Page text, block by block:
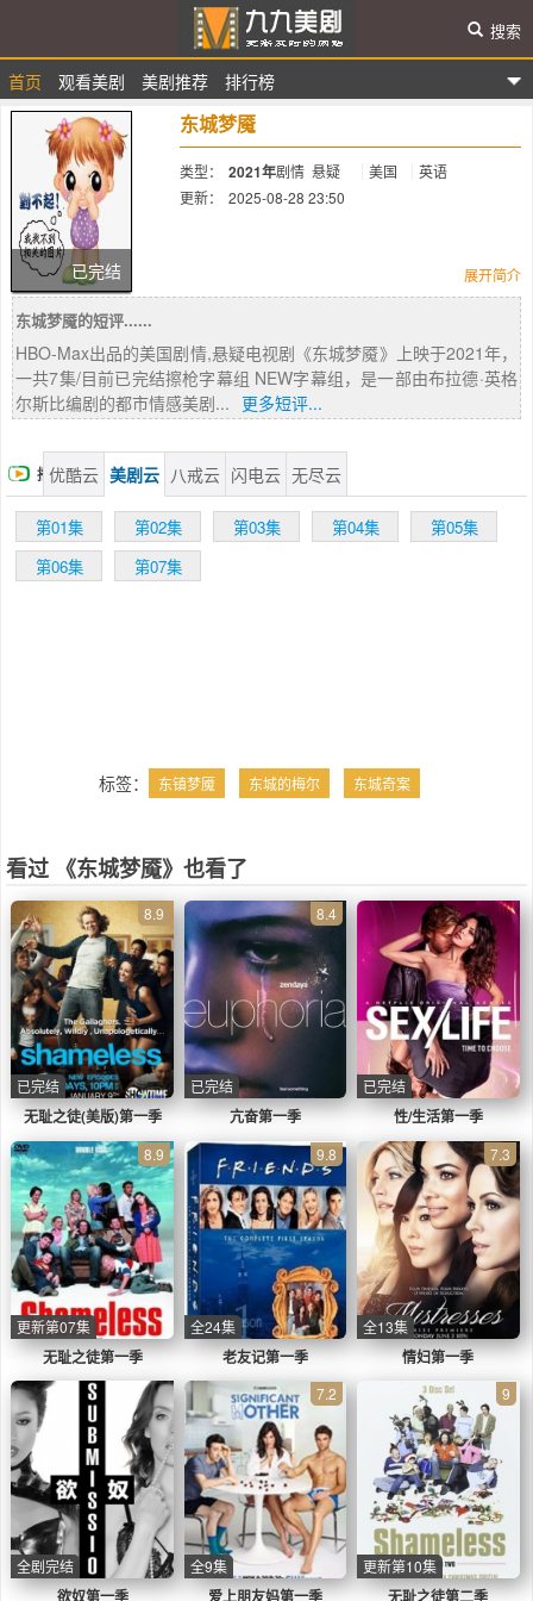
九九美剧
首页 观看美剧 美剧推荐 排行榜
搜索
已完结
东城梦魇
类型： 2021年剧情 悬疑 美国
英语
更新：
2025-08-28 23:50
亚州小镇上的侦探，她的生活因调查一起当地
谋杀案而分崩离析。皮尔斯饰演的理查德·瑞
安，是一位造访小镇的写作教授，25年前他写
奖，只是他从未实现自己早年的承诺。
展开简介
东城梦魇的短评......
HBO-Max出品的美国剧情,悬疑电视剧《东城梦魇》上映于2021年，
一共7集/目前已完结擦枪字幕组 NEW字幕组，是一部由布拉德·英格
尔斯比编剧的都市情感美剧... 更多短评...
播优酷云 美剧云 八戒云 闪电云 无尽云
第01集 第02集 第03集 第04集
第05集
第06集
第07集
标签： 东镇梦魇 东城的梅尔 东城奇案
看过 《东城梦魇》也看了
无耻之徒(美版)第一季
8.9
已完结
亢奋第一季
8.4
已完结
性/生活第一季
已完结
无耻之徒第一季
8.9
更新第07集
老友记第一季
9.8
全24集
情妇第一季
7.3
全13集
欲奴第一季
全剧完结
爱上朋友妈第一季
7.2
全9集
无耻之徒第二季
9
更新第10集